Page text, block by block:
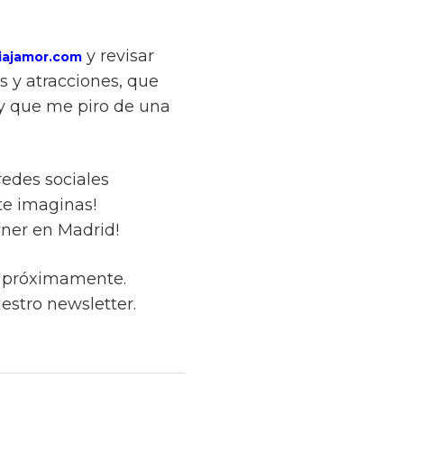
y revisar
y atracciones, que
que me piro de una
sociales
imaginas!
en Madrid!
newsletter.